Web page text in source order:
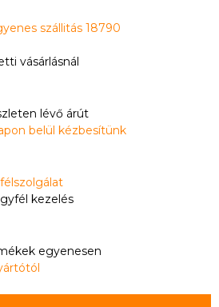
szállitás 18790
vásárlásnál
lévő árút
belül kézbesítünk
kezelés
egyenesen